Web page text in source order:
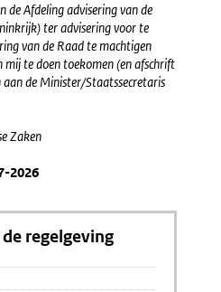
de Afdeling advisering van de
ter advisering voor te
van de Raad te machtigen
mij te doen toekomen (en afschrift
aan de Minister/Staatssecretaris
Zaken
2026
regelgeving